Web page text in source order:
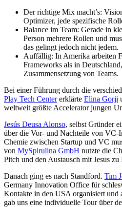
Der richtige Mix macht’s:
Optimizer, jede spezifische
Balance im Team: Gerade in
Person mehrere Rollen und
das gelingt jedoch nicht jedem.
Auffällig: In Amerika arbeiten
Frameworks als in
Zusammensetzung von Teams.
Bei einer Führung durch die
Play Tech Centererklärte Elina Gorji
weltweit größte Accelerator jungen
Jesús Deusa Alonso, selbst Gründer
über die Vor- und Nachteile von VC-
Chemie zwischen Startup und VC
von MySpirulina GmbH nutzte die
Pitch und den Austausch mit Jesus
Danach ging es nach Standford. Tim
Germany Innovation Office für
Kontakte in den USA organisiert und
gab uns eine individuelle Tour über